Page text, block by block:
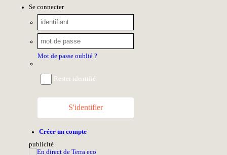
Se connecter
Mot de passe oublié ?
Rester identifié
S'identifier
Créer un compte
publicité